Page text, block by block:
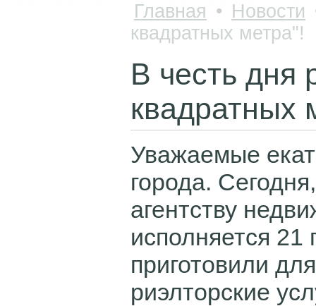
Главная • Новости
квадратных метра"!
В честь дня
квадратных
Уважаемые
города.
агентству
исполняется 21
приготовили
риэлторские